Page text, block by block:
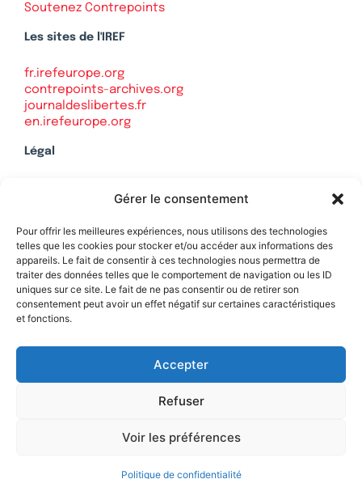
Gérer le consentement
Pour offrir les meilleures expériences, nous utilisons des technologies
telles que les cookies pour stocker et/ou accéder aux informations des
appareils. Le fait de consentir à ces technologies nous permettra de
traiter des données telles que le comportement de navigation ou les ID
uniques sur ce site. Le fait de ne pas consentir ou de retirer son
consentement peut avoir un effet négatif sur certaines caractéristiques
et fonctions.
Accepter
Refuser
Voir les préférences
Politique de confidentialité
Soutenez Contrepoints
Les sites de l'IREF
fr.irefeurope.org
contrepoints-archives.org
journaldeslibertes.fr
en.irefeurope.org
Légal
Politique de confidentialité
Contact
Soutenez Contrepoints
une réalisation SCENE 64